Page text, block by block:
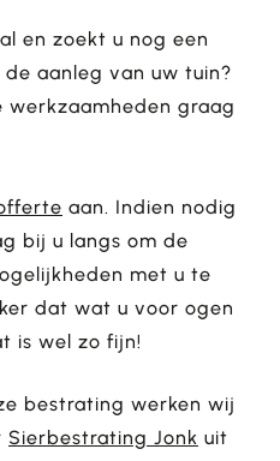
en zoekt u nog een
aanleg van uw tuin?
werkzaamheden graag
aan. Indien nodig
bij u langs om de
met u te
dat wat u voor ogen
is wel zo fijn!
bestrating werken wij
Sierbestrating Jonk uit